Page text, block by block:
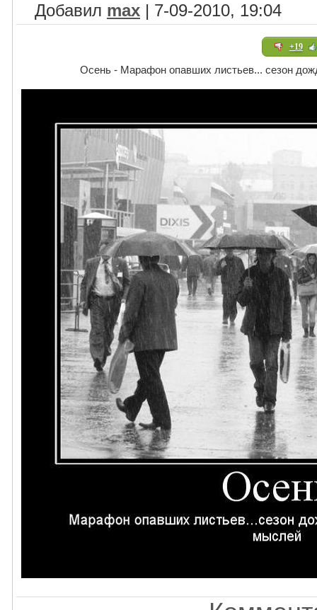
Добавил max | 7-09-2010, 19:04
+19
Осень - Марафон опавших листьев... сезон